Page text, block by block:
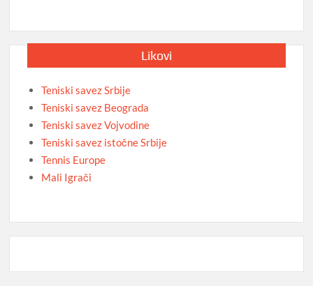
Likovi
Teniski savez Srbije
Teniski savez Beograda
Teniski savez Vojvodine
Teniski savez istočne Srbije
Tennis Europe
Mali Igrači